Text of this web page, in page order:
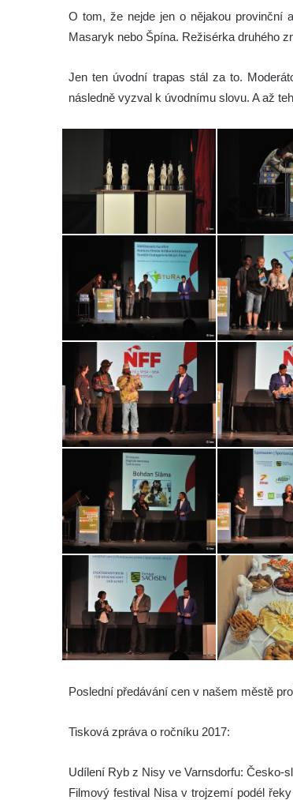
O tom, že nejde jen o nějakou provinční
Masaryk nebo Špína. Režisérka druhého
Jen ten úvodní trapas stál za to.
následně vyzval k úvodnímu slovu. A až
Poslední předávání cen v našem městě
Tisková zpráva o ročníku 2017:
Udílení Ryb z Nisy ve Varnsdorfu: Česko-
Filmový festival Nisa v trojzemí podél